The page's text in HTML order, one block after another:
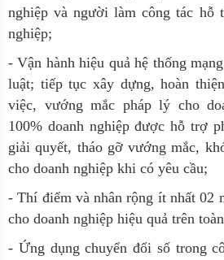
nghiệp và người làm công tác hỗ
nghiệp;
- Vận hành hiệu quả hệ thống
luật; tiếp tục xây dựng, hoàn
việc, vướng mắc pháp lý cho
100% doanh nghiệp được hỗ trợ
giải quyết, tháo gỡ vướng mắc,
cho doanh nghiệp khi có yêu cầu;
- Thí điểm và nhân rộng ít nhất 02
cho doanh nghiệp hiệu quả trên
- Ứng dụng chuyển đổi số trong